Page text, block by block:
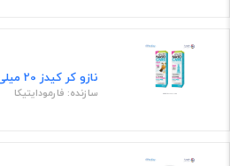
نازو کر کیدز 20 میلی لیتر اسپری بینی
سازنده: فارمودایتیکا